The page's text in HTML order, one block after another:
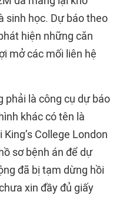
sinh học. Dự báo theo
hiện những căn
mở các mối liên hệ
phải là công cụ dự báo
khác có tên là
College London
sơ bệnh án để dự
đã bị tạm dừng hồi
xin đầy đủ giấy